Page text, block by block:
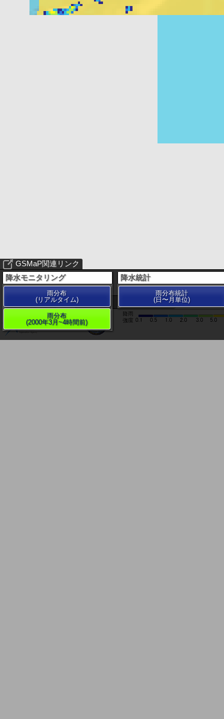
200 km
GSMaP関連リンク
降水モニタリング
雨分布
(リアルタイム)
雨分布
(2000年3月~4時間前)
降水統計
雨分布統計
(日〜月単位)